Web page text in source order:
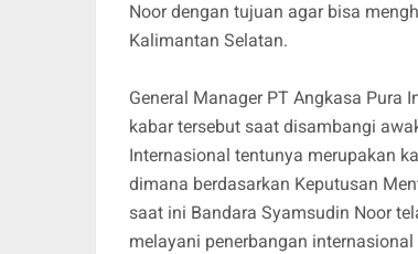
Noor dengan tujuan agar bisa
Kalimantan Selatan.
General Manager PT Angkasa Pura
kabar tersebut saat disambangi
Internasional tentunya merupakan
dimana berdasarkan Keputusan
saat ini Bandara Syamsudin Noor
melayani penerbangan